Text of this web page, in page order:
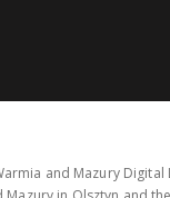
and Mazury Digital